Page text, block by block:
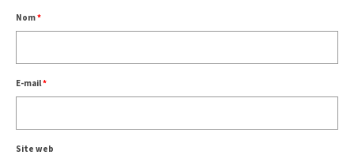
Nom*
E-mail*
Site web